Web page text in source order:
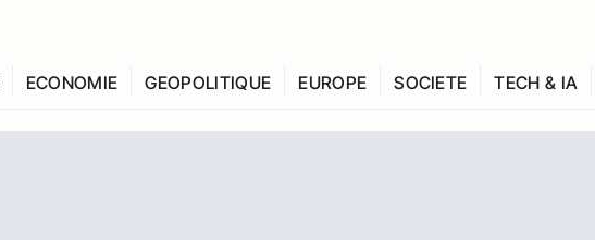
ECONOMIE GEOPOLITIQUE EUROPE SOCIETE TECH & IA